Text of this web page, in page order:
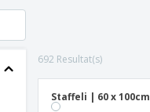
692 Resultat(s)
Staffeli | 60 x 100cm